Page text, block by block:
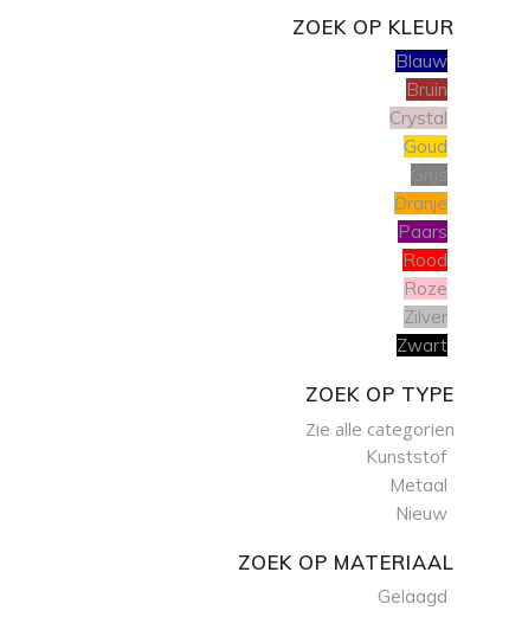
ZOEK OP KLEUR
Blauw
Bruin
Crystal
Goud
Oranje
Paars
Rood
Roze
Zilver
Zwart
ZOEK OP TYPE
Zie alle categorien
Kunststof
Metaal
Nieuw
ZOEK OP MATERIAAL
Gelaagd